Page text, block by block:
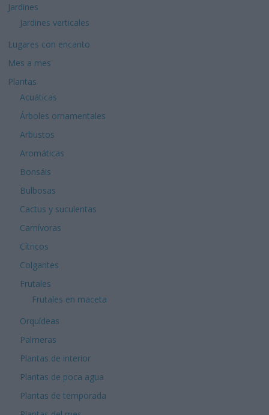
Jardines
Jardines verticales
Lugares con encanto
Mes a mes
Plantas
Acuáticas
Árboles ornamentales
Arbustos
Aromáticas
Bonsáis
Bulbosas
Cactus y suculentas
Carnívoras
Cítricos
Colgantes
Frutales
Frutales en maceta
Orquídeas
Palmeras
Plantas de interior
Plantas de poca agua
Plantas de temporada